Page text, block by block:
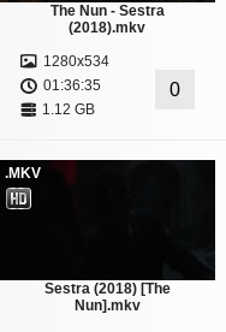
The Nun - Sestra
(2018).mkv
1280x534
01:36:35
1.12 GB
0
.MKV
Sestra (2018) [The
Nun].mkv